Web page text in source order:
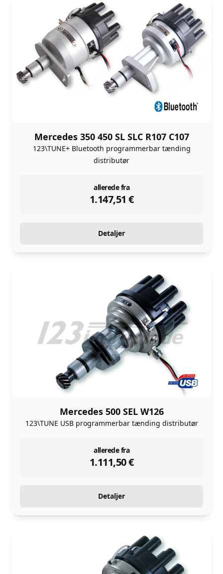
Mercedes 350 450 SL SLC R107 C107
123\TUNE+ Bluetooth programmerbar tænding
distributør
allerede fra
1.147,51 €
instock
Detaljer
Mercedes 500 SEL W126
123\TUNE USB programmerbar tænding distributør
allerede fra
1.111,50€
instock
Detaljer